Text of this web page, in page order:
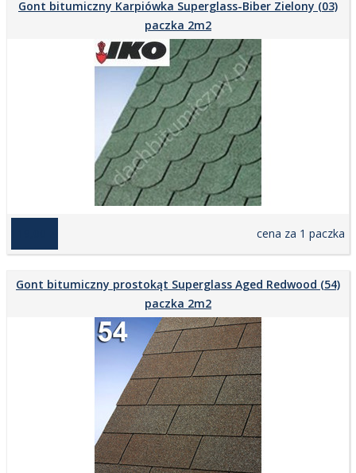
Gont bitumiczny Karpiówka Superglass-Biber Zielony (03)
paczka 2m2
cena za 1 paczka
Gont bitumiczny prostokąt Superglass Aged Redwood (54)
paczka 2m2